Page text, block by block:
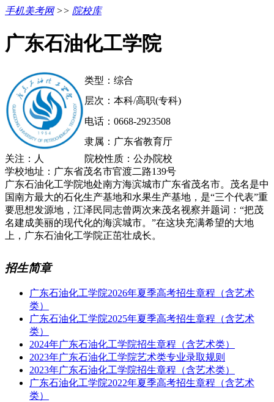
手机美考网>> 院校库
广东石油化工学院
类型：综合
层次：本科/高职(专科)
电话：0668-2923508
隶属：广东省教育厅
关注： 人
院校性质：公办院校
学校地址：广东省茂名市官渡二路139号
广东石油化工学院地处南方海滨城市广东省茂名市。茂名是中
国南方最大的石化生产基地和水果生产基地，是“三个代表”重
要思想发源地，江泽民同志曾两次来茂名视察并题词：“把茂
名建成美丽的现代化的海滨城市。”在这块充满希望的大地
上，广东石油化工学院正茁壮成长。
招生简章
广东石油化工学院2026年夏季高考招生章程（含艺术
类）
广东石油化工学院2025年夏季高考招生章程（含艺术
类）
2024年广东石油化工学院招生章程（含艺术类）
2023年广东石油化工学院艺术类专业录取规则
2023年广东石油化工学院招生章程（含艺术类）
广东石油化工学院2022年夏季高考招生章程（含艺术
类）